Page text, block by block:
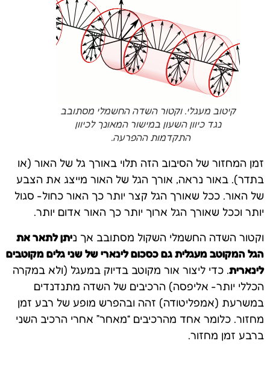
קיטוב מעגלי. וקטור השדה החשמלי מסתובב
נגד כיוון השעון במישור המאונך לכיוון
התקדמות ההפרעה.
זמן המחזור של הסיבוב הזה תלוי באורך גל של האור (או
בתדר). באור נראה, אורך הגל של האור מייצג את הצבע
של האור. ככל שאורך הגל קצר יותר כך האור כחול- סגול
יותר וככל שאורך הגל ארוך יותר כך האור אדום יותר.
וקטור השדה החשמלי השקול מסתובב אך ניתן לתאר את
הגל המקוטב מעגלית גם כסכום לינארי של שני גלים מקוטבים
לינארית. כדי ליצור אור מקוטב בדיוק במעגל (ולא במקרה
הכללי יותר- אליפסה) הרכיבים של השדה מתנדנדים
במשרעת (אמפליטודה) זהה ובהפרש מופע של רבע זמן
מחזור. כלומר אחד מהרכיבים “מאחר” אחרי הרכיב השני
ברבע זמן מחזור.